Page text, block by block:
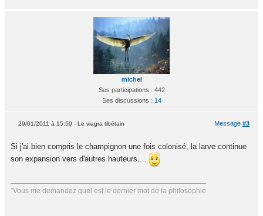
michel
Ses participations : 442
Ses discussions : 14
Message #3
29/01/2011 à 15:50 - Le viagra tibétain
Si j'ai bien compris le champignon une fois colonisé, la larve continue
son expansion vers d'autres hauteurs....
"Vous me demandez quel est le dernier mot de la philosophie